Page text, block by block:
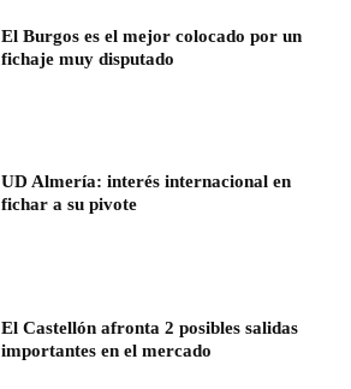
El Burgos es el mejor colocado por un
fichaje muy disputado
UD Almería: interés internacional en
fichar a su pivote
El Castellón afronta 2 posibles salidas
importantes en el mercado